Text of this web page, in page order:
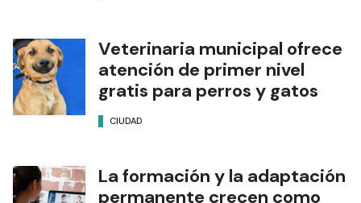
Veterinaria municipal ofrece
atención de primer nivel
gratis para perros y gatos
CIUDAD
La formación y la adaptación
permanente crecen como